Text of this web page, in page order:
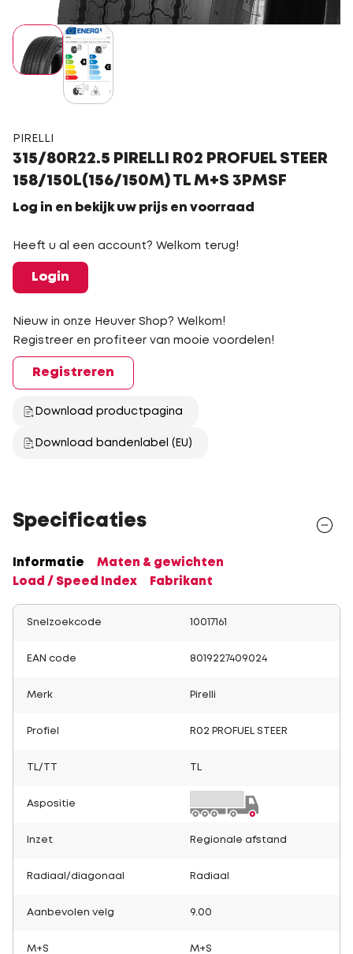
PIRELLI
315/80R22.5 PIRELLI R02 PROFUEL STEER
158/150L(156/150M) TL M+S 3PMSF
Log in en bekijk uw prijs en voorraad
Heeft u al een account? Welkom terug!
Login
Nieuw in onze Heuver Shop? Welkom!
Registreer en profiteer van mooie voordelen!
Registreren
Download productpagina
Download bandenlabel (EU)
Specificaties
Informatie
Maten & gewichten
Load / Speed Index
Fabrikant
Snelzoekcode 10017161
EAN code 8019227409024
Merk Pirelli
Profiel R02 PROFUEL STEER
TL/TT
Aspositie
Inzet Regionale afstand
Radiaal/diagonaal Radiaal
Aanbevolen velg 9.00
M+S M+S